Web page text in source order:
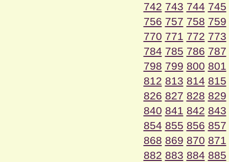
742 743 744 745
756 757 758 759
770 771 772 773
784 785 786 787
798 799 800 801
812 813 814 815
826 827 828 829
840 841 842 843
854 855 856 857
868 869 870 871
882 883 884 885